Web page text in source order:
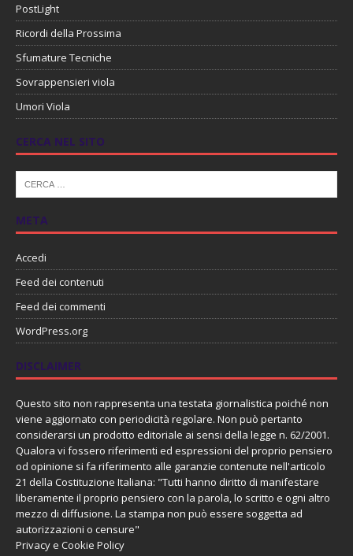
PostLight
Ricordi della Prossima
Sfumature Tecniche
Sovrappensieri viola
Umori Viola
CERCA NEL SITO
META
Accedi
Feed dei contenuti
Feed dei commenti
WordPress.org
DISCLAIMER
Questo sito non rappresenta una testata giornalistica poiché non
viene aggiornato con periodicità regolare. Non può pertanto
considerarsi un prodotto editoriale ai sensi della legge n. 62/2001.
Qualora vi fossero riferimenti ed espressioni del proprio pensiero
od opinione si fa riferimento alle garanzie contenute nell'articolo
21 della Costituzione Italiana: "Tutti hanno diritto di manifestare
liberamente il proprio pensiero con la parola, lo scritto e ogni altro
mezzo di diffusione. La stampa non può essere soggetta ad
autorizzazioni o censure"
Privacy e Cookie Policy